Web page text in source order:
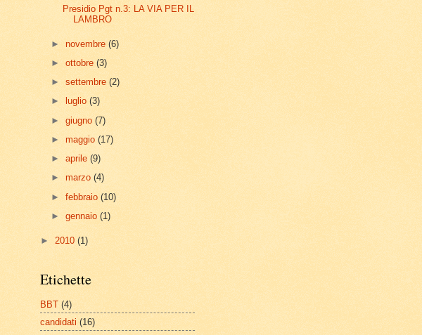
Presidio Pgt n.3: LA VIA PER IL
LAMBRO
►novembre(6)
►ottobre(3)
►settembre(2)
►
luglio(3)
►giugno(7)
► maggio(17)
►aprile(9)
►marzo(4)
►febbraio(10)
►gennaio(1)
► 2010 (1)
Etichette
BBT (4)
candidati (16)